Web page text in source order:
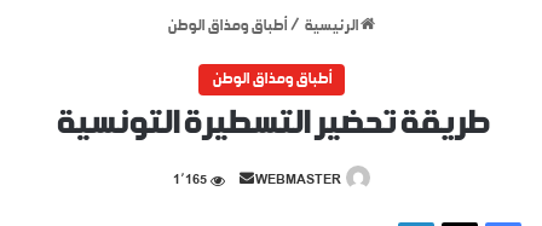
الرئيسية / أطباق ومذاق الوطن
أطباق ومذاق الوطن
طريقة تحضير التسطيرة التونسية
WEBMASTER
أرسل 1٬165